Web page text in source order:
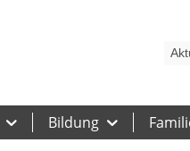
Bildung